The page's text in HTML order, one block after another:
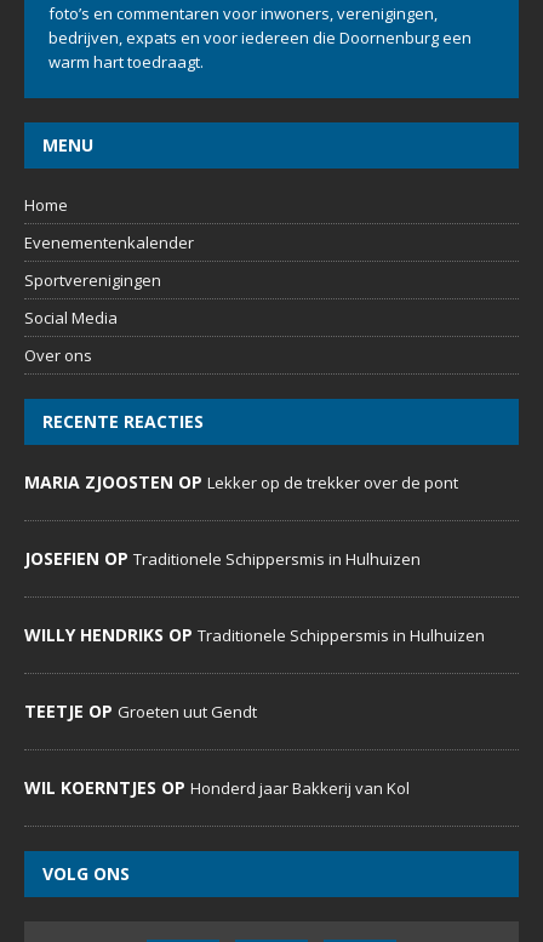
OVER ONS
DeDoornenburger.nl… een website met dagelijks nieuws,
foto’s en commentaren voor inwoners, verenigingen,
bedrijven, expats en voor iedereen die Doornenburg een
warm hart toedraagt.
Evenementenkalender
Social Media
Over ons